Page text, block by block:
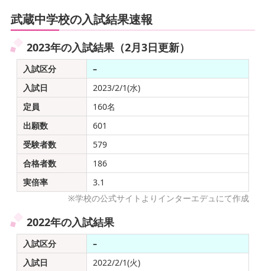
武蔵中学校の入試結果速報
2023年の入試結果（2月3日更新）
入試区分
–
入試日
2023/2/1(水)
定員
160名
出願数
601
受験者数
579
合格者数
186
実倍率
3.1
※学校の公式サイトよりインターエデュにて作成
2022年の入試結果
入試区分
–
入試日
2022/2/1(火)